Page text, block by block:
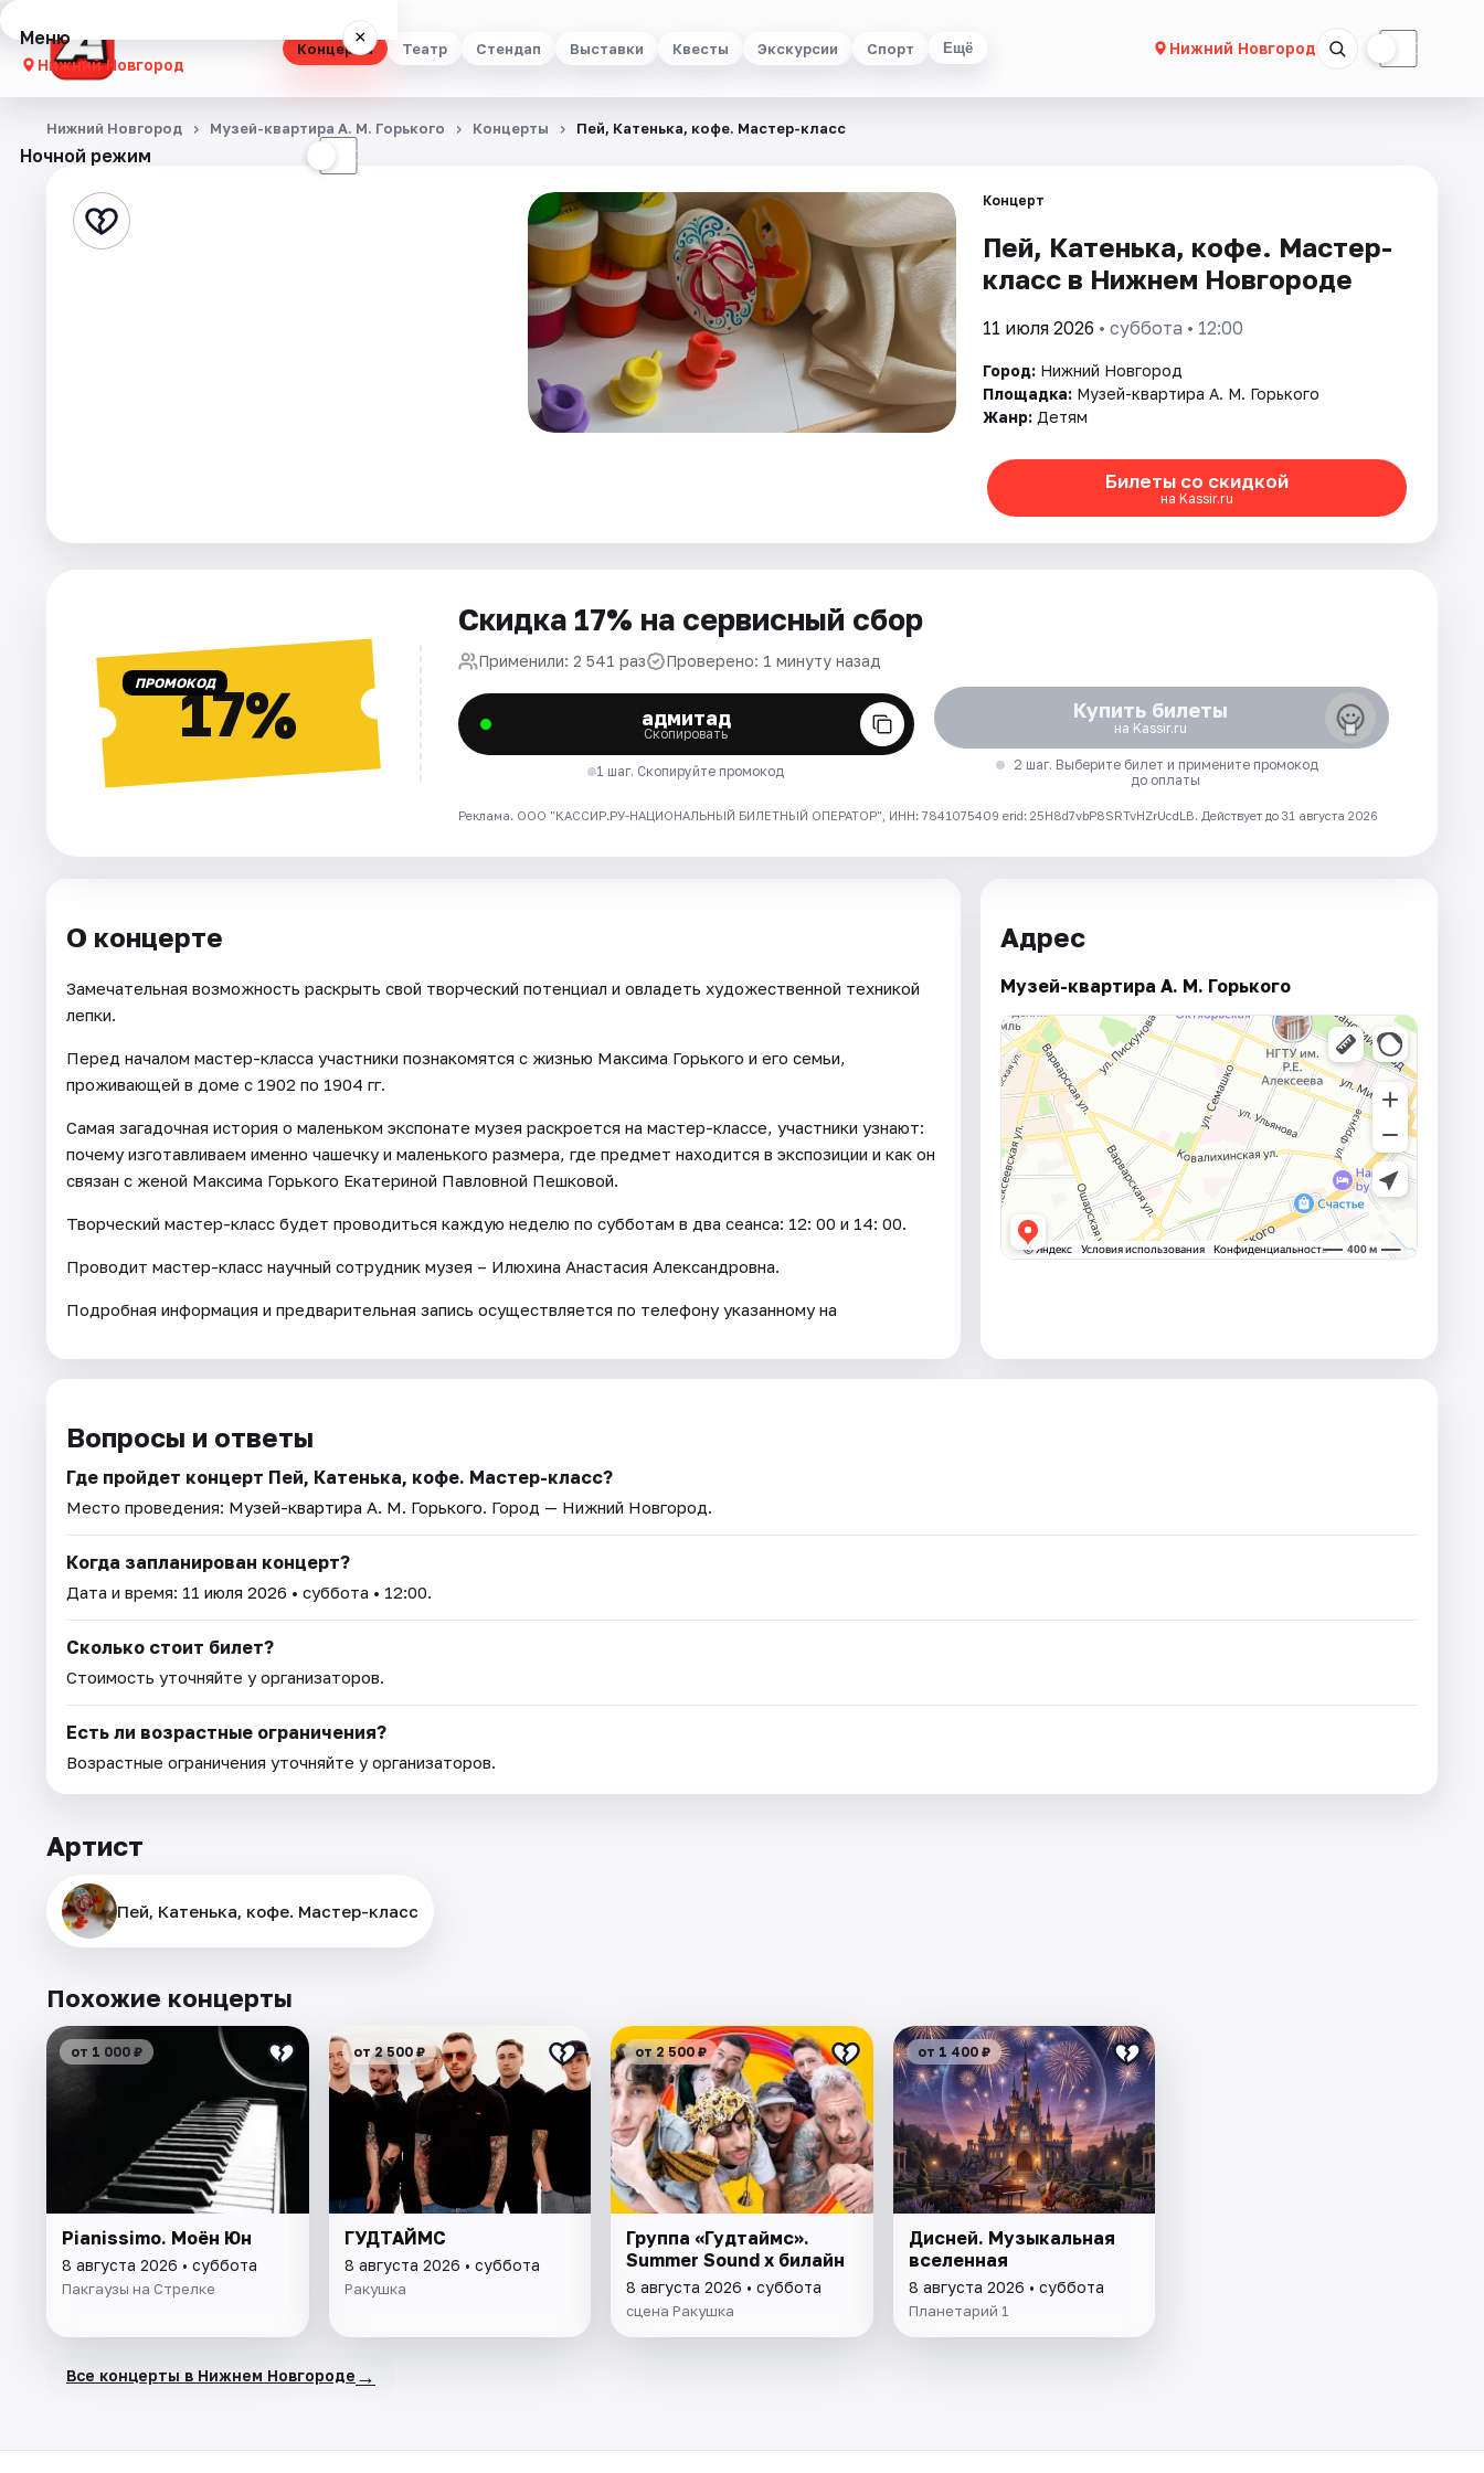
Концерты Театр Стендап Выставки Квесты Экскурсии Спорт Ещё Нижний Новгород ☾
Меню ×
Нижний Новгород
Концерты
Стендап
Артисты
Рейтинги
Ночной режим ☾
Нижний Новгород Музей-квартира А. М. Горького Концерты Пей, Катенька, кофе. Мастер-класс
Концерт
Пей, Катенька, кофе. Мастер-
класс в Нижнем Новгороде
11 июля 2026 • суббота • 12:00
Город: Нижний Новгород
Площадка: Музей-квартира А. М. Горького
Жанр: Детям
Билеты со скидкой
на Kassir.ru
ПРОМОКОД17%
Скидка 17% на сервисный сбор
Применили: 2 541 раз Проверено: 1 минуту назад
адмитад
Скопировать
1 шаг. Скопируйте промокод
Купить билеты
на Kassir.ru
2 шаг. Выберите билет и примените промокод
до оплаты
Реклама. ООО "КАССИР.РУ-НАЦИОНАЛЬНЫЙ БИЛЕТНЫЙ ОПЕРАТОР", ИНН: 7841075409 erid: 25H8d7vbP8SRTvHZrUcdLB. Действует до 31 августа 2026
О концерте
Замечательная возможность раскрыть свой творческий потенциал и овладеть художественной техникой
лепки.
Перед началом мастер-класса участники познакомятся с жизнью Максима Горького и его семьи,
проживающей в доме с 1902 по 1904 гг.
Самая загадочная история о маленьком экспонате музея раскроется на мастер-классе, участники узнают:
почему изготавливаем именно чашечку и маленького размера, где предмет находится в экспозиции и как он
связан с женой Максима Горького Екатериной Павловной Пешковой.
Творческий мастер-класс будет проводиться каждую неделю по субботам в два сеанса: 12: 00 и 14: 00.
Проводит мастер-класс научный сотрудник музея – Илюхина Анастасия Александровна.
Подробная информация и предварительная запись осуществляется по телефону указанному на
Адрес
Музей-квартира А. М. Горького
Вопросы и ответы
Где пройдет концерт Пей, Катенька, кофе. Мастер-класс?
Место проведения: Музей-квартира А. М. Горького. Город — Нижний Новгород.
Когда запланирован концерт?
Дата и время: 11 июля 2026 • суббота • 12:00.
Сколько стоит билет?
Стоимость уточняйте у организаторов.
Есть ли возрастные ограничения?
Возрастные ограничения уточняйте у организаторов.
Артист
Пей, Катенька, кофе. Мастер-класс
Похожие концерты
от 1 000 ₽
Pianissimo. Моён Юн
8 августа 2026 • суббота
Пакгаузы на Стрелке
от 2 500 ₽
ГУДТАЙМС
8 августа 2026 • суббота
Ракушка
от 2 500 ₽
Группа «Гудтаймс».
Summer Sound х билайн
8 августа 2026 • суббота
сцена Ракушка
от 1 400 ₽
Дисней. Музыкальная
вселенная
8 августа 2026 • суббота
Планетарий 1
Все концерты в Нижнем Новгороде →